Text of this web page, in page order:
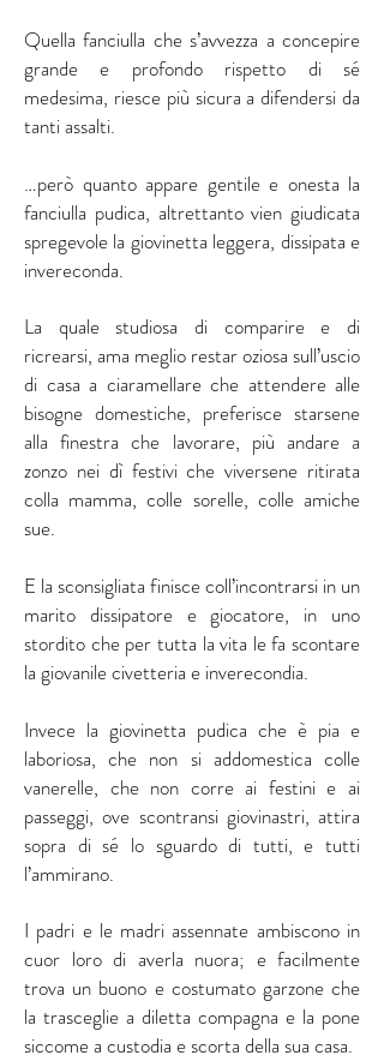
Quella fanciulla che s’avvezza a concepire
grande e profondo rispetto di sé
medesima, riesce più sicura a difendersi da
tanti assalti.
…però quanto appare gentile e onesta la
fanciulla pudica, altrettanto vien giudicata
spregevole la giovinetta leggera, dissipata e
invereconda.
La quale studiosa di comparire e di
ricrearsi, ama meglio restar oziosa sull’uscio
di casa a ciaramellare che attendere alle
bisogne domestiche, preferisce starsene
alla finestra che lavorare, più andare a
zonzo nei dì festivi che viversene ritirata
colla mamma, colle sorelle, colle amiche
sue.
E la sconsigliata finisce coll’incontrarsi in un
marito dissipatore e giocatore, in uno
stordito che per tutta la vita le fa scontare
la giovanile civetteria e inverecondia.
Invece la giovinetta pudica che è pia e
laboriosa, che non si addomestica colle
vanerelle, che non corre ai festini e ai
passeggi, ove scontransi giovinastri, attira
sopra di sé lo sguardo di tutti, e tutti
l’ammirano.
I padri e le madri assennate ambiscono in
cuor loro di averla nuora; e facilmente
trova un buono e costumato garzone che
la trasceglie a diletta compagna e la pone
siccome a custodia e scorta della sua casa.